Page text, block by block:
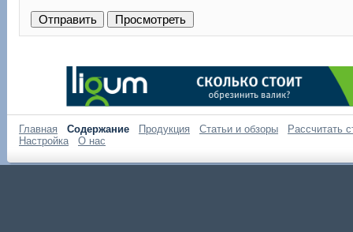
Главная Содержание Продукция Статьи и обзоры
Рассчитать
Настройка
О нас